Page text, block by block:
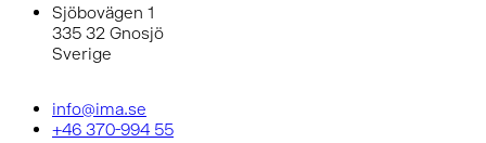
Sjöbovägen 1
335 32 Gnosjö
Sverige
info@ima.se
+46 370-994 55